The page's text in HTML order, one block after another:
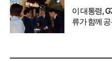
이 대통령,
류가 함께